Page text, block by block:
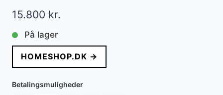
15.800 kr.
På lager
HOMESHOP.DK →
Betalingsmuligheder